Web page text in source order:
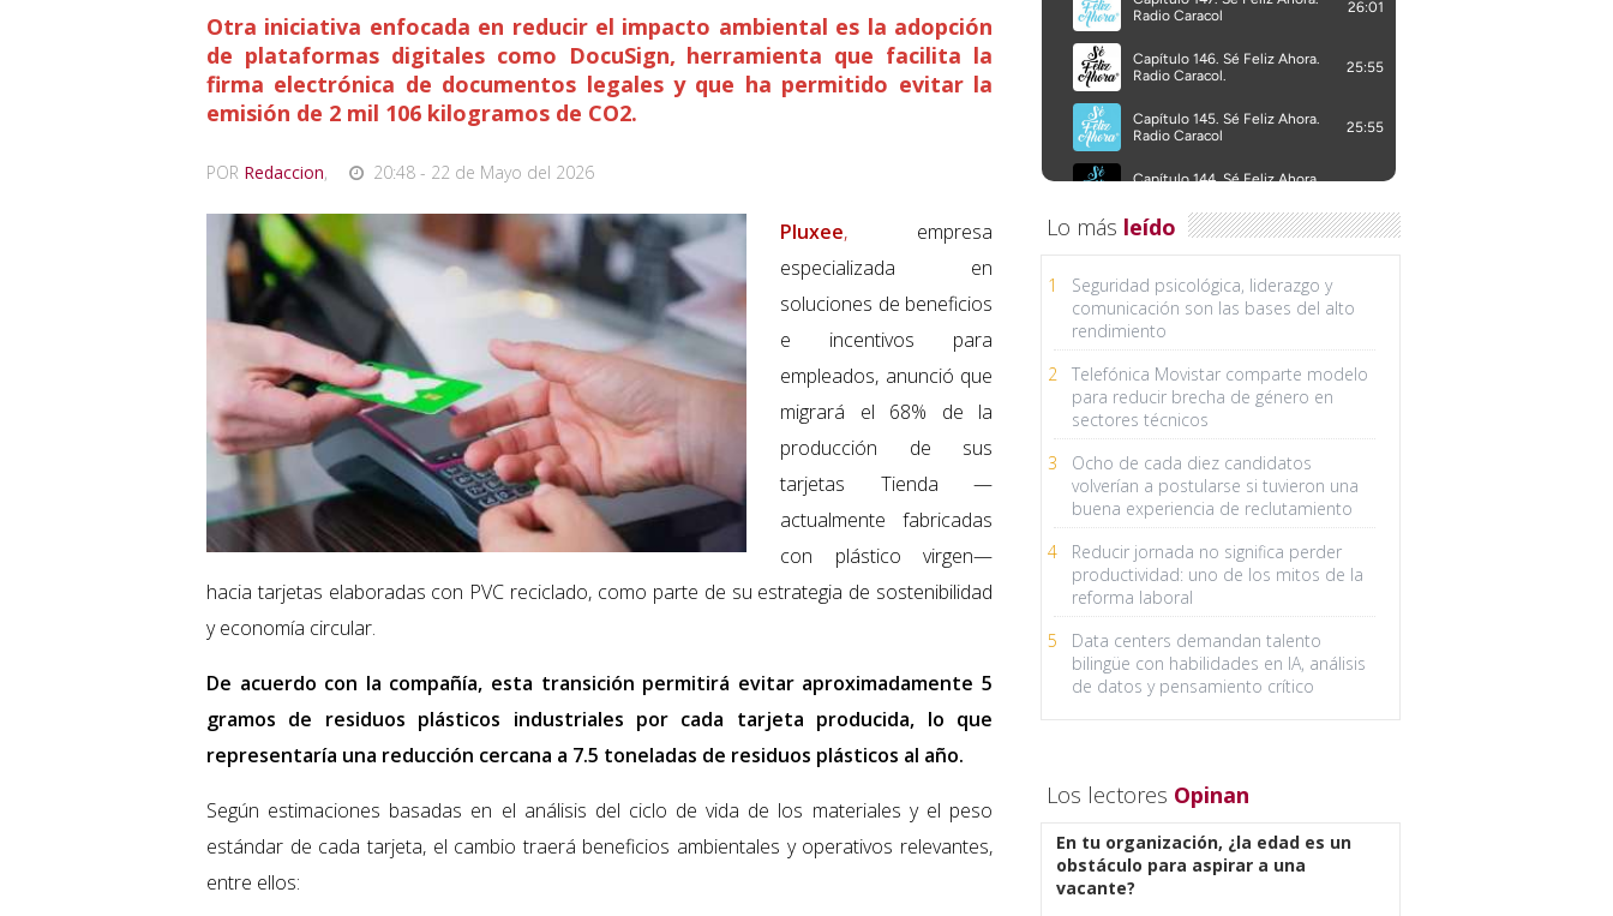
Otra iniciativa enfocada en reducir el impacto ambiental es la adopción
de plataformas digitales como DocuSign, herramienta que facilita la
firma electrónica de documentos legales y que ha permitido evitar la
emisión de 2 mil 106 kilogramos de CO2.
POR Redaccion, 20:48 - 22 de Mayo del 2026
Pluxee, empresa
especializada en
soluciones de beneficios
e incentivos para
empleados, anunció que
migrará el 68% de la
producción de sus
tarjetas Tienda —
actualmente fabricadas
con plástico virgen—
hacia tarjetas elaboradas con PVC reciclado, como parte de su estrategia de sostenibilidad
y economía circular.
De acuerdo con la compañía, esta transición permitirá evitar aproximadamente 5
gramos de residuos plásticos industriales por cada tarjeta producida, lo que
representaría una reducción cercana a 7.5 toneladas de residuos plásticos al año.
Según estimaciones basadas en el análisis del ciclo de vida de los materiales y el peso
estándar de cada tarjeta, el cambio traerá beneficios ambientales y operativos relevantes,
entre ellos:
Lo más leído
1
Seguridad psicológica, liderazgo y
comunicación son las bases del alto
rendimiento
2
Telefónica Movistar comparte modelo
para reducir brecha de género en
sectores técnicos
3
Ocho de cada diez candidatos
volverían a postularse si tuvieron una
buena experiencia de reclutamiento
4
Reducir jornada no significa perder
productividad: uno de los mitos de la
reforma laboral
5
Data centers demandan talento
bilingüe con habilidades en IA, análisis
de datos y pensamiento crítico
Los lectores Opinan
En tu organización, ¿la edad es un
obstáculo para aspirar a una
vacante?